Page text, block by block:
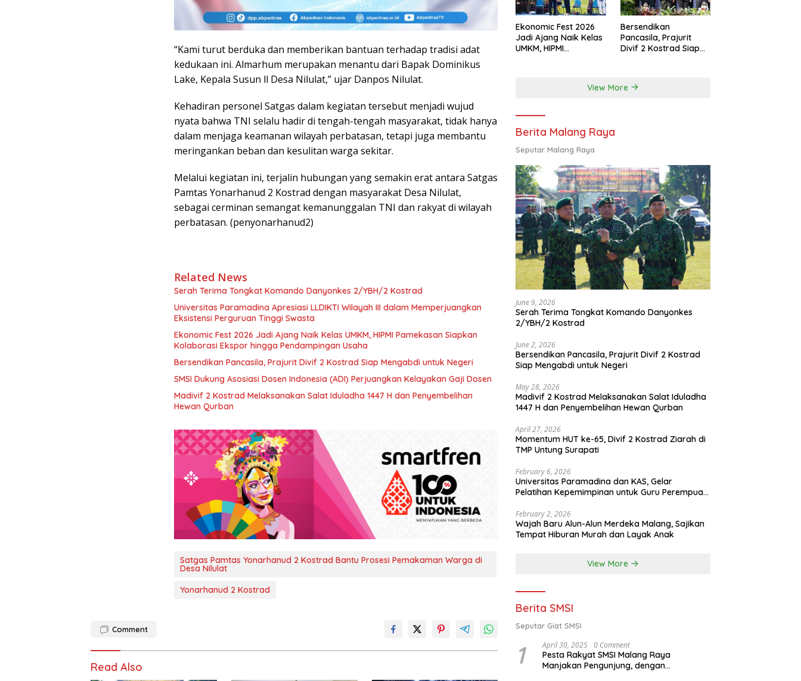
“Kami turut berduka dan memberikan bantuan terhadap tradisi adat
kedukaan ini. Almarhum merupakan menantu dari Bapak Dominikus
Lake, Kepala Susun ll Desa Nilulat,” ujar Danpos Nilulat.
Kehadiran personel Satgas dalam kegiatan tersebut menjadi wujud
nyata bahwa TNI selalu hadir di tengah-tengah masyarakat, tidak hanya
dalam menjaga keamanan wilayah perbatasan, tetapi juga membantu
meringankan beban dan kesulitan warga sekitar.
Melalui kegiatan ini, terjalin hubungan yang semakin erat antara Satgas
Pamtas Yonarhanud 2 Kostrad dengan masyarakat Desa Nilulat,
sebagai cerminan semangat kemanunggalan TNI dan rakyat di wilayah
perbatasan. (penyonarhanud2)
Related News
Serah Terima Tongkat Komando Danyonkes 2/YBH/2 Kostrad
Universitas Paramadina Apresiasi LLDIKTI Wilayah III dalam Memperjuangkan
Eksistensi Perguruan Tinggi Swasta
Ekonomic Fest 2026 Jadi Ajang Naik Kelas UMKM, HIPMI Pamekasan Siapkan
Kolaborasi Ekspor hingga Pendampingan Usaha
Bersendikan Pancasila, Prajurit Divif 2 Kostrad Siap Mengabdi untuk Negeri
SMSI Dukung Asosiasi Dosen Indonesia (ADI) Perjuangkan Kelayakan Gaji Dosen
Madivif 2 Kostrad Melaksanakan Salat Iduladha 1447 H dan Penyembelihan
Hewan Qurban
Satgas Pamtas Yonarhanud 2 Kostrad Bantu Prosesi Pemakaman Warga di
Desa Nilulat
Yonarhanud 2 Kostrad
Comment
Read Also
Ekonomic Fest 2026
Jadi Ajang Naik Kelas
UMKM, HIPMI
Bersendikan
Pancasila, Prajurit
Divif 2 Kostrad Siap
View More
Berita Malang Raya
Seputar Malang Raya
June 9, 2026
Serah Terima Tongkat Komando Danyonkes
2/YBH/2 Kostrad
June 2, 2026
Bersendikan Pancasila, Prajurit Divif 2 Kostrad
Siap Mengabdi untuk Negeri
May 28, 2026
Madivif 2 Kostrad Melaksanakan Salat Iduladha
1447 H dan Penyembelihan Hewan Qurban
April 27, 2026
Momentum HUT ke-65, Divif 2 Kostrad Ziarah di
TMP Untung Surapati
February 6, 2026
Universitas Paramadina dan KAS, Gelar
Pelatihan Kepemimpinan untuk Guru Perempuan
February 2, 2026
Wajah Baru Alun-Alun Merdeka Malang, Sajikan
Tempat Hiburan Murah dan Layak Anak
View More
Berita SMSI
Seputar Giat SMSI
1 April 30, 2025 0 Comment
Pesta Rakyat SMSI Malang Raya
Manjakan Pengunjung, dengan